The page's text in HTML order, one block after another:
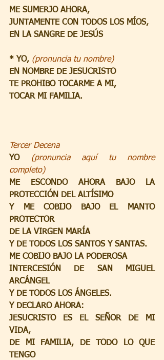
ME SUMERJO AHORA,
JUNTAMENTE CON TODOS LOS MÍOS,
EN LA SANGRE DE JESÚS
* YO, (pronuncia tu nombre)
EN NOMBRE DE JESUCRISTO
TE PROHIBO TOCARME A MI,
TOCAR MI FAMILIA.
Tercer Decena
YO (pronuncia aquí tu nombre
completo)
ME ESCONDO AHORA BAJO LA
PROTECCIÓN DEL ALTÍSIMO
Y ME COBIJO BAJO EL MANTO
PROTECTOR
DE LA VIRGEN MARÍA
Y DE TODOS LOS SANTOS Y SANTAS.
ME COBIJO BAJO LA PODEROSA
INTERCESIÓN DE SAN MIGUEL
ARCÁNGEL
Y DE TODOS LOS ÁNGELES.
Y DECLARO AHORA:
JESUCRISTO ES EL SEÑOR DE MI
VIDA,
DE MI FAMILIA, DE TODO LO QUE
TENGO